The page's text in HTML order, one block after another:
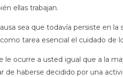
ellas trabajan.
sea que todavía persiste en
tarea esencial el cuidado de
le ocurre a usted igual que a la
de haberse decidido por una